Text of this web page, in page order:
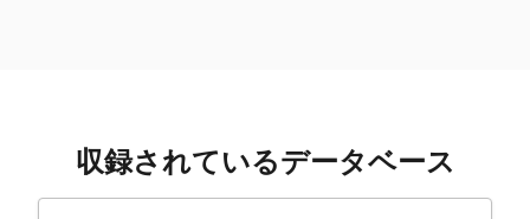
収録されているデータベース